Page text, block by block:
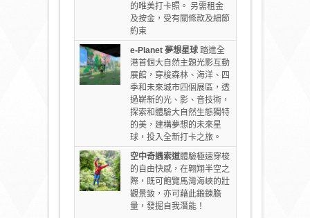
的唯美打卡照。 另需租金
及按金，受有關條款及細節
約束
e-Planet 夢想星球踏進全
港首個大自然主題光影互動
展館，穿梭森林、海洋、四
季和未來城市四個展區，透
過嶄新的光、影、音技術，
探索和體驗大自然生態獨特
的美，建構夢想的未來星
球，投入全新打卡之旅。
空中奇遇索道體驗極速穿梭
的自由快感，在翺翔半空之
際，既可飽覽馬灣海峽的壯
觀景致，亦可藉此鍛鍊膽
量，發掘自我潛能！